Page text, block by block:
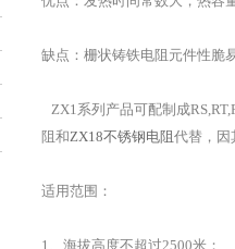
缺点：栅状铸铁电阻元件性脆
ZX1系列产品可配制成
阻和ZX18不锈钢电阻 代替，因
适用范围：
1、海拔高度不超过2500米；